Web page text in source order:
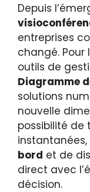
Depuis
entreprises
changé.
outils de
Diagramme
solutions
nouvelle
possibilité de
bord et de
direct avec
décision.